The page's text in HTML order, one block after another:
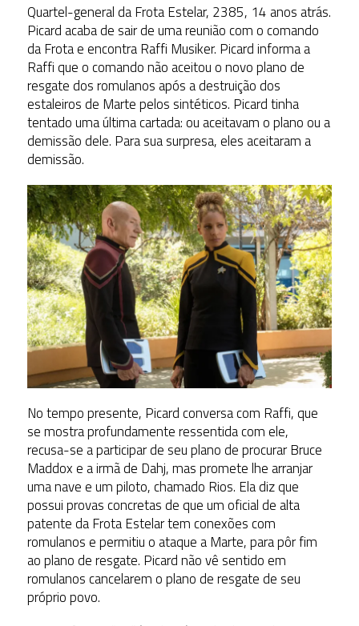
Quartel-general da Frota Estelar, 2385, 14 anos atrás.
Picard acaba de sair de uma reunião com o comando
da Frota e encontra Raffi Musiker. Picard informa a
Raffi que o comando não aceitou o novo plano de
resgate dos romulanos após a destruição dos
estaleiros de Marte pelos sintéticos. Picard tinha
tentado uma última cartada: ou aceitavam o plano ou a
demissão dele. Para sua surpresa, eles aceitaram a
demissão.
No tempo presente, Picard conversa com Raffi, que
se mostra profundamente ressentida com ele,
recusa-se a participar de seu plano de procurar Bruce
Maddox e a irmã de Dahj, mas promete lhe arranjar
uma nave e um piloto, chamado Rios. Ela diz que
possui provas concretas de que um oficial de alta
patente da Frota Estelar tem conexões com
romulanos e permitiu o ataque a Marte, para pôr fim
ao plano de resgate. Picard não vê sentido em
romulanos cancelarem o plano de resgate de seu
próprio povo.